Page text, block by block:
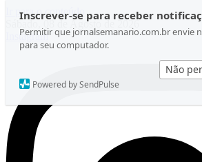
Inscrever-se para receber
Permitir que jornalsemanario.com.br envie
para seu computador.
Não
Powered by SendPulse
Ir para o conteúdo
Sábado, 08 de Agosto de 2026
Instagram